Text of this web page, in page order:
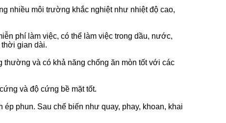
nhiều môi trường khắc nghiệt như nhiệt độ cao,
phí làm việc, có thể làm việc trong dầu, nước,
gian dài.
và có khả năng chống ăn mòn tốt với các
và độ cứng bề mặt tốt.
ép phun. Sau chế biến như quay, phay, khoan, khai